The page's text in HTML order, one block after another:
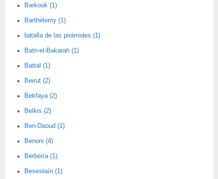
Barkouk (1)
Barthélemy (1)
batalla de las pirámides (1)
Batn-el-Bakarah (1)
Battal (1)
Beirut (2)
Bekfaya (2)
Belkis (2)
Ben-Daoud (1)
Benoni (4)
Berbería (1)
Besestaín (1)